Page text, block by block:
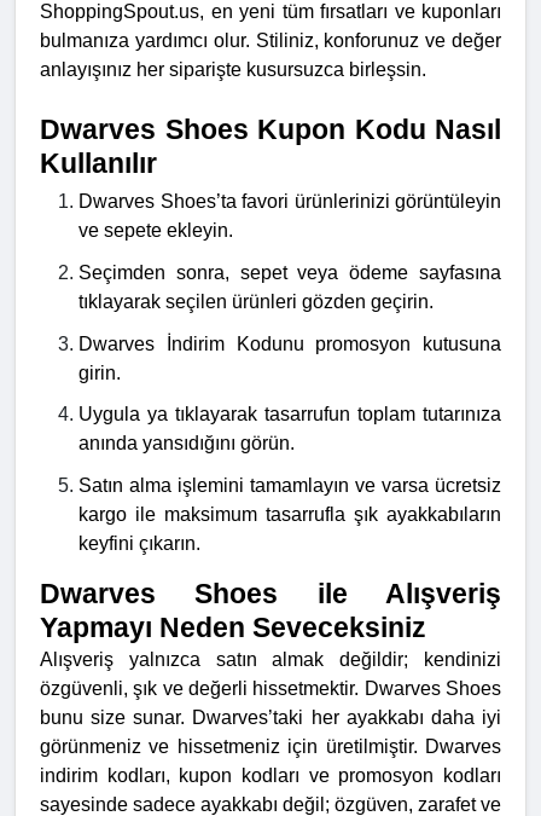
ShoppingSpout.us, en yeni tüm fırsatları ve kuponları
bulmanıza yardımcı olur. Stiliniz, konforunuz ve değer
anlayışınız her siparişte kusursuzca birleşsin.
Dwarves Shoes Kupon Kodu Nasıl
Kullanılır
Dwarves Shoes’ta favori ürünlerinizi görüntüleyin
ve sepete ekleyin.
Seçimden sonra, sepet veya ödeme sayfasına
tıklayarak seçilen ürünleri gözden geçirin.
Dwarves İndirim Kodunu promosyon kutusuna
girin.
Uygula ya tıklayarak tasarrufun toplam tutarınıza
anında yansıdığını görün.
Satın alma işlemini tamamlayın ve varsa ücretsiz
kargo ile maksimum tasarrufla şık ayakkabıların
keyfini çıkarın.
Dwarves Shoes ile Alışveriş
Yapmayı Neden Seveceksiniz
Alışveriş yalnızca satın almak değildir; kendinizi
özgüvenli, şık ve değerli hissetmektir. Dwarves Shoes
bunu size sunar. Dwarves’taki her ayakkabı daha iyi
görünmeniz ve hissetmeniz için üretilmiştir. Dwarves
indirim kodları, kupon kodları ve promosyon kodları
sayesinde sadece ayakkabı değil; özgüven, zarafet ve